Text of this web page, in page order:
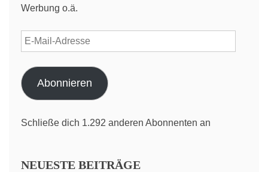
Werbung o.ä.
E-
Mail-
Adresse
Abonnieren
Schließe dich 1.292 anderen Abonnenten an
NEUESTE BEITRÄGE